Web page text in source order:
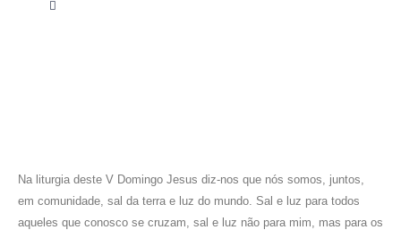
Na liturgia deste V Domingo Jesus diz-nos que nós somos, juntos,
em comunidade, sal da terra e luz do mundo. Sal e luz para todos
aqueles que conosco se cruzam, sal e luz não para mim, mas para os